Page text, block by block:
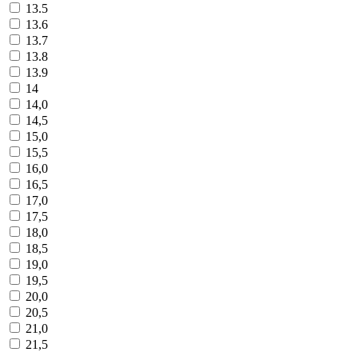
13.5
13.6
13.7
13.8
13.9
14
14,0
14,5
15,0
15,5
16,0
16,5
17,0
17,5
18,0
18,5
19,0
19,5
20,0
20,5
21,0
21,5